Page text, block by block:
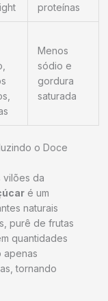
proteínas
Menos
sódio e
gordura
saturada
o Doce
vilões da
é um
naturais
purê de frutas
quantidades
apenas
tornando